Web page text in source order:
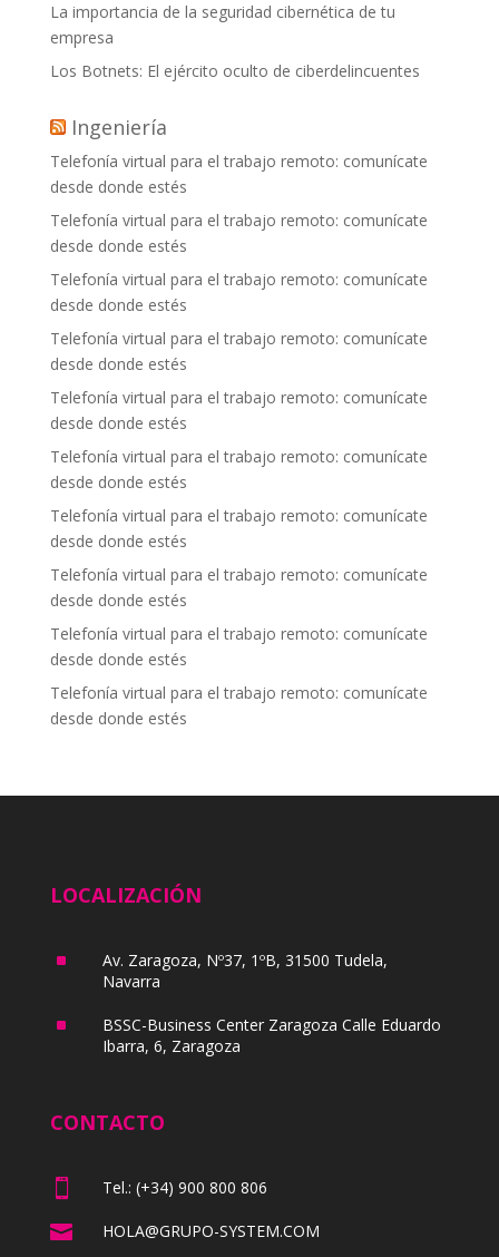
La importancia de la seguridad cibernética de tu
empresa
Los Botnets: El ejército oculto de ciberdelincuentes
Ingeniería
Telefonía virtual para el trabajo remoto: comunícate
desde donde estés
Telefonía virtual para el trabajo remoto: comunícate
desde donde estés
Telefonía virtual para el trabajo remoto: comunícate
desde donde estés
Telefonía virtual para el trabajo remoto: comunícate
desde donde estés
Telefonía virtual para el trabajo remoto: comunícate
desde donde estés
Telefonía virtual para el trabajo remoto: comunícate
desde donde estés
Telefonía virtual para el trabajo remoto: comunícate
desde donde estés
Telefonía virtual para el trabajo remoto: comunícate
desde donde estés
Telefonía virtual para el trabajo remoto: comunícate
desde donde estés
Telefonía virtual para el trabajo remoto: comunícate
desde donde estés
LOCALIZACIÓN
^
Av. Zaragoza, Nº37, 1ºB, 31500 Tudela,
Navarra
^
BSSC-Business Center Zaragoza Calle Eduardo
Ibarra, 6, Zaragoza
CONTACTO
 Tel.: (+34) 900 800 806
 HOLA@GRUPO-SYSTEM.COM